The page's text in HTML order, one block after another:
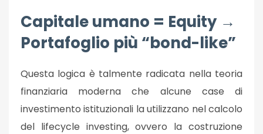
Capitale umano = Equity →
Portafoglio più “bond-like”
Questa logica è talmente radicata nella teoria
finanziaria moderna che alcune case di
investimento istituzionali la utilizzano nel calcolo
del lifecycle investing, ovvero la costruzione